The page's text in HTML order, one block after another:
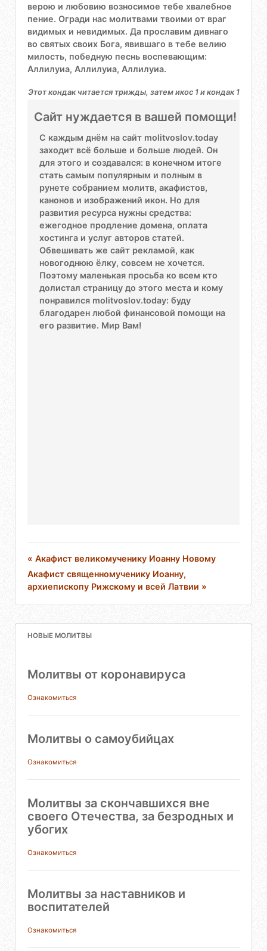
верою и любовию возносимое тебе хвалебное
пение. Огради нас молитвами твоими от враг
видимых и невидимых. Да прославим дивнаго
во святых своих Бога, явившаго в тебе велию
милость, победную песнь воспевающим:
Аллилуиа, Аллилуиа, Аллилуиа.
Этот кондак читается трижды, затем икос 1 и кондак 1
Сайт нуждается в вашей помощи!
С каждым днём на сайт molitvoslov.today
заходит всё больше и больше людей. Он
для этого и создавался: в конечном итоге
стать самым популярным и полным в
рунете собранием молитв, акафистов,
канонов и изображений икон. Но для
развития ресурса нужны средства:
ежегодное продление домена, оплата
хостинга и услуг авторов статей.
Обвешивать же сайт рекламой, как
новогоднюю ёлку, совсем не хочется.
Поэтому маленькая просьба ко всем кто
долистал страницу до этого места и кому
понравился molitvoslov.today: буду
благодарен любой финансовой помощи на
его развитие. Мир Вам!
« Акафист великомученику Иоанну Новому
Акафист священномученику Иоанну,
архиепископу Рижскому и всей Латвии »
НОВЫЕ МОЛИТВЫ
Молитвы от коронавируса
Ознакомиться
Молитвы о самоубийцах
Ознакомиться
Молитвы за скончавшихся вне
своего Отечества, за безродных и
убогих
Ознакомиться
Молитвы за наставников и
воспитателей
Ознакомиться